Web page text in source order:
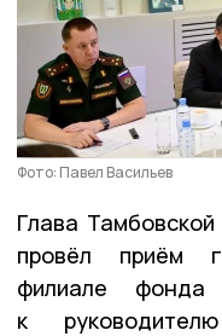
Фото: Павел Васильев
Глава
провёл приём
филиале фонда
к